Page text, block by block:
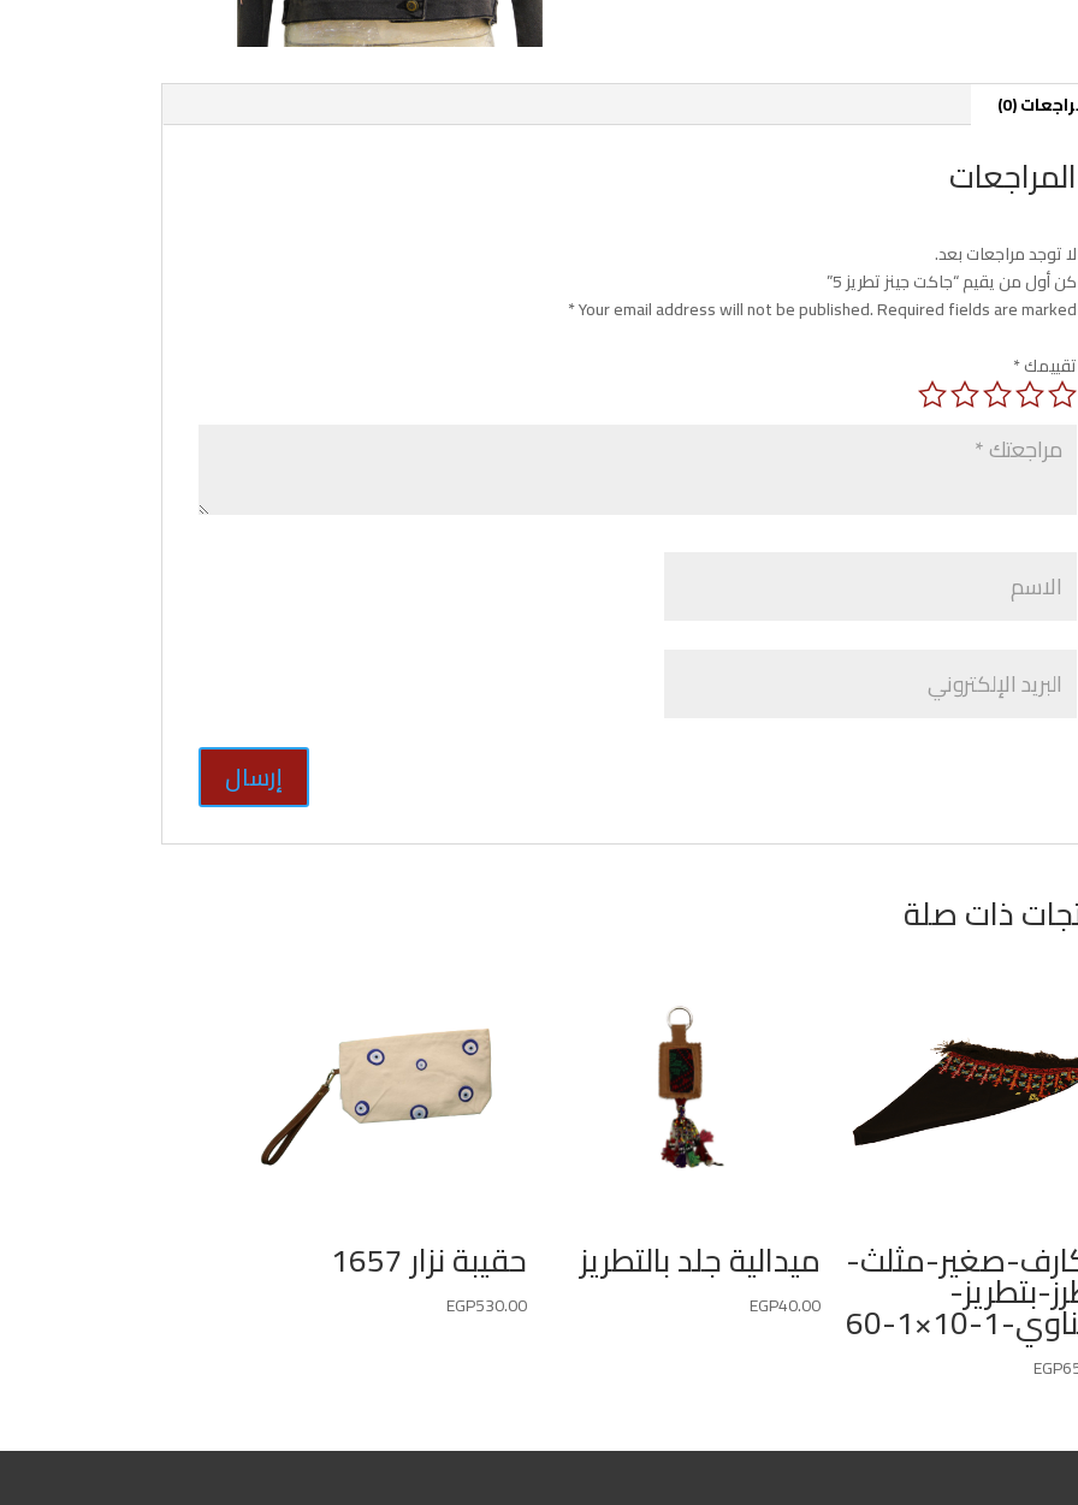
(0)
المراجعات
لا توجد مراجعات بعد.
كن أول من يقيم “جاكت جينز تطريز 5”
Your email address will not be published.Required fields are marked
*
تقييمك*
ذات صلة
صغير-مثلث-
بتطريز-
1-10×1-60
EGP
ميدالية جلد بالتطريز
EGP40.00
حقيبة نزار 1657
EGP530.00